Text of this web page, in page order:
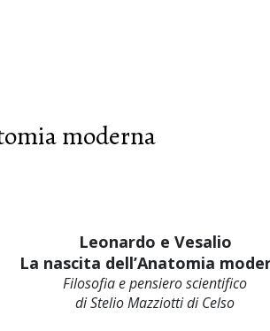
moderna
Leonardo e Vesalio
La nascita dell’Anatomia
Filosofia e pensiero scientifico
diStelio Mazziotti di Celso